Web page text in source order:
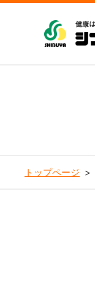
トップページ